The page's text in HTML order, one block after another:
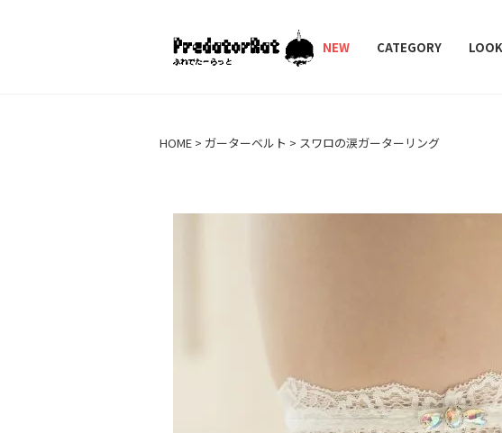
NEW CATEGORY
HOME ガーターベルト スワロの涙ガーターリング